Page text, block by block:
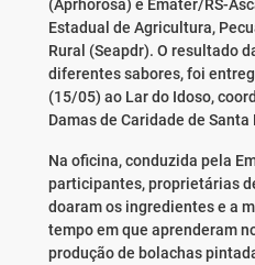
(Aprhorosa) e Emater/RS-
Estadual de Agricultura,
Rural (Seapdr). O resultado
diferentes sabores, foi
(15/05) ao Lar do Idoso,
Damas de Caridade de Santa
Na oficina, conduzida pela
participantes, proprietárias
doaram os ingredientes e a
tempo em que aprenderam
produção de bolachas